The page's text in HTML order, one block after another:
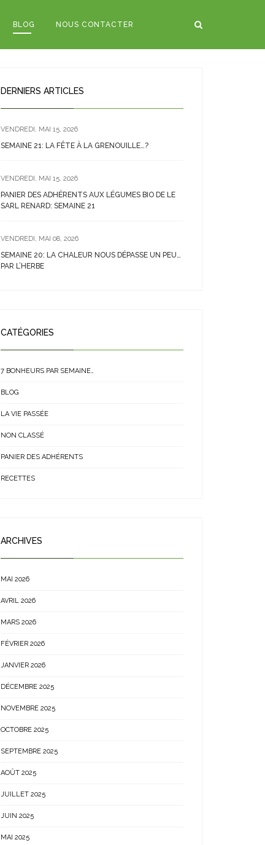
BLOG NOUS CONTACTER
DERNIERS ARTICLES
VENDREDI, MAI 15, 2026
SEMAINE 21: LA FÊTE À LA GRENOUILLE…?
VENDREDI, MAI 15, 2026
PANIER DES ADHÉRENTS AUX LÉGUMES BIO DE LE
SARL RENARD: SEMAINE 21
VENDREDI, MAI 08, 2026
SEMAINE 20: LA CHALEUR NOUS DÉPASSE UN PEU…
PAR L’HERBE
CATÉGORIES
7 BONHEURS PAR SEMAINE…
BLOG
LA VIE PASSÉE
NON CLASSÉ
PANIER DES ADHÉRENTS
RECETTES
ARCHIVES
MAI 2026
AVRIL 2026
MARS 2026
FÉVRIER 2026
JANVIER 2026
DÉCEMBRE 2025
NOVEMBRE 2025
OCTOBRE 2025
SEPTEMBRE 2025
AOÛT 2025
JUILLET 2025
JUIN 2025
MAI 2025